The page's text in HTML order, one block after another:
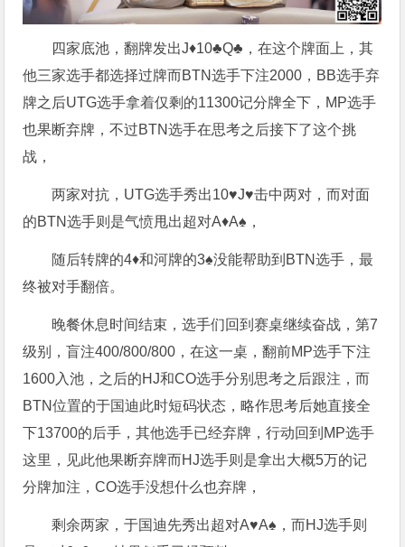
四家底池，翻牌发出J♦️10♣️Q♣️，在这个牌面上，其
他三家选手都选择过牌而BTN选手下注2000，BB选手弃
牌之后UTG选手拿着仅剩的11300记分牌全下，MP选手
也果断弃牌，不过BTN选手在思考之后接下了这个挑
战，
两家对抗，UTG选手秀出10♥️J♥️击中两对，而对面
的BTN选手则是气愤甩出超对A♦️A♠️，
随后转牌的4♦️和河牌的3♠️没能帮助到BTN选手，最
终被对手翻倍。
晚餐休息时间结束，选手们回到赛桌继续奋战，第7
级别，盲注400/800/800，在这一桌，翻前MP选手下注
1600入池，之后的HJ和CO选手分别思考之后跟注，而
BTN位置的于国迪此时短码状态，略作思考后她直接全
下13700的后手，其他选手已经弃牌，行动回到MP选手
这里，见此他果断弃牌而HJ选手则是拿出大概5万的记
分牌加注，CO选手没想什么也弃牌，
剩余两家，于国迪先秀出超对A♥️A♠️，而HJ选手则